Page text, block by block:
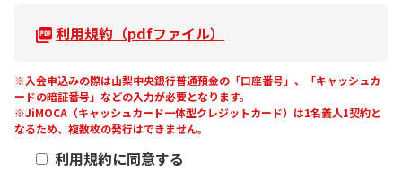
利用規約（pdfファイル）
※入会申込みの際は山梨中央銀行普通預金の「口座番号」、「キャッシュカ
ードの暗証番号」などの入力が必要となります。
※JiMOCA（キャッシュカード一体型クレジットカード）は1名義人1契約と
なるため、複数枚の発行はできません。
利用規約に同意する